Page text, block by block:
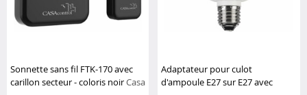
Sonnette sans fil FTK-170 avec
carillon secteur - coloris noirCasa
Adaptateur pour culot
d'ampoule E27 sur E27 avec